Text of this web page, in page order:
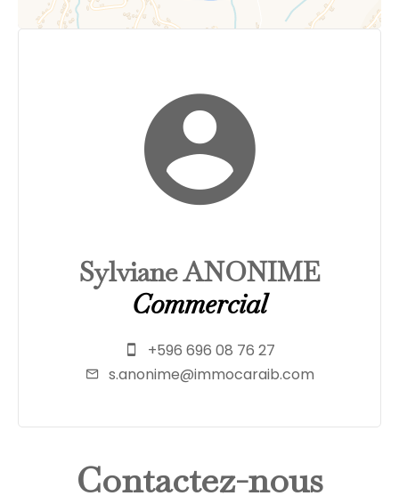
Sylviane ANONIME
Commercial
+596 696 08 76 27
s.anonime@immocaraib.com
Contactez-nous